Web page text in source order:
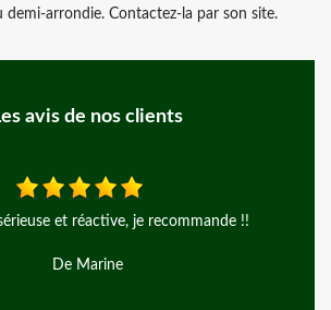
demi-arrondie. Contactez-la par son site.
avis de nos clients
!! Travaux réalise